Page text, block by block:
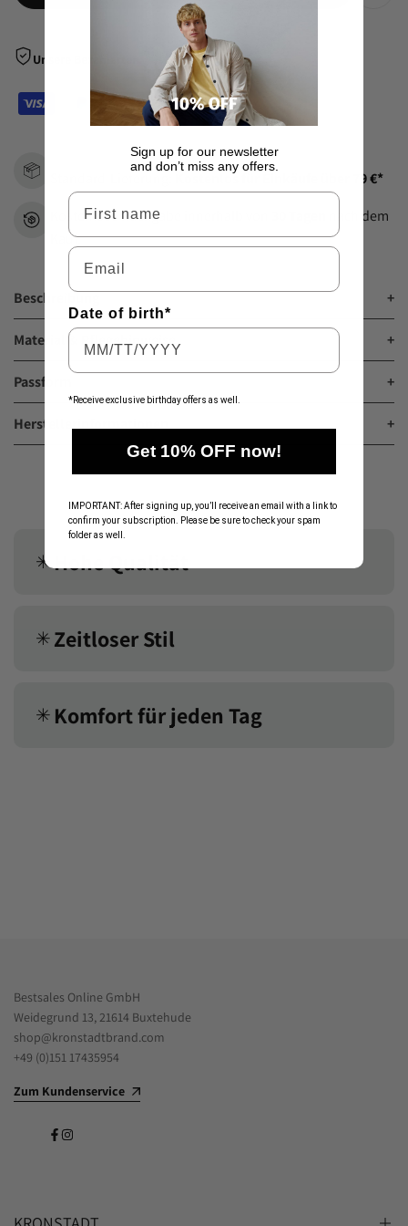
Unsere Bezahlarten
Kostenlos für Einkäufe über 79 €*
Kostenlose Rückgabe innerhalb von
nach dem
Kauf.
Beschreibung +
Material & Pflegehinweise +
Passform +
Herstellerinformationen +
✳︎Hohe Qualität
✳︎Zeitloser Stil
✳︎ Komfort für jeden Tag
Bestsales Online GmbH
Weidegrund 13, 21614 Buxtehude
shop@kronstadtbrand.com
+49 (0)151 17435954
Zum Kundenservice
Facebook
Instagram
Sign up for our newsletter
and don’t miss any offers.
Vorname
Email
Date of birth*
*Receive exclusive birthday offers as well.
Get 10% OFF now!
IMPORTANT: After signing up, you’ll receive an email with a link to
confirm your subscription. Please be sure to check your spam
folder as well.